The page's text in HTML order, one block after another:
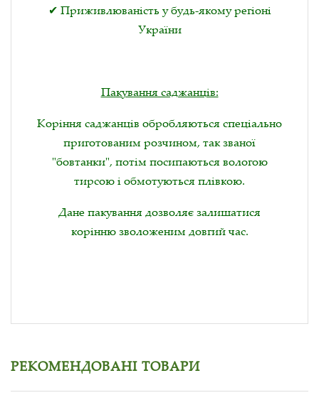
✔ Приживлюваність у будь-якому регіоні
України
Пакування саджанців:
Коріння саджанців обробляються спеціально
приготованим розчином, так званої
"бовтанки", потім посипаються вологою
тирсою і обмотуються плівкою.
Дане пакування дозволяє залишатися
корінню зволоженим довгий час.
РЕКОМЕНДОВАНІ ТОВАРИ